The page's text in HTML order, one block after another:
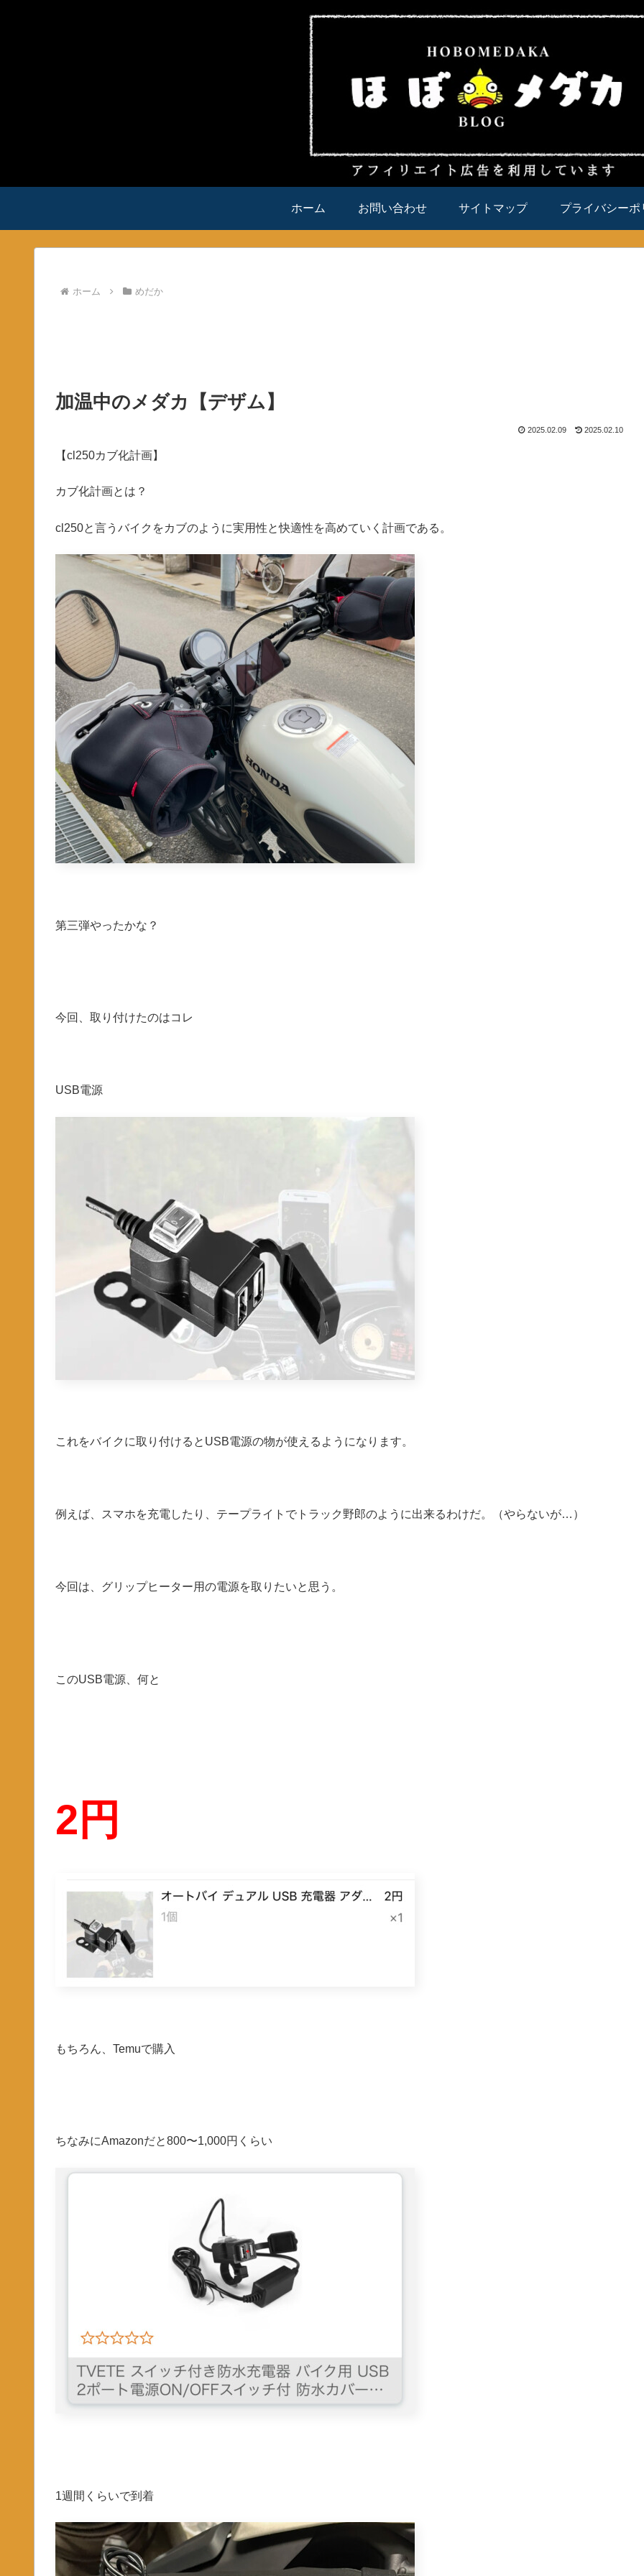
ホーム お問い合わせ サイトマップ プライバシーポ
ホーム めだか
加温中のメダカ【デザム】
2025.02.09 2025.02.10
【cl250カブ化計画】
カブ化計画とは？
cl250と言うバイクをカブのように実用性と快適性を高めていく計画である。
第三弾やったかな？
今回、取り付けたのはコレ
USB電源
これをバイクに取り付けるとUSB電源の物が使えるようになります。
例えば、スマホを充電したり、テープライトでトラック野郎のように出来るわけだ。（やらないが…）
今回は、グリップヒーター用の電源を取りたいと思う。
このUSB電源、何と
2円
もちろん、Temuで購入
ちなみにAmazonだと800〜1,000円くらい
1週間くらいで到着